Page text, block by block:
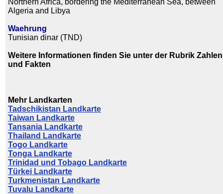
Northern Africa, bordering the Mediterranean Sea, between
Algeria and Libya
Waehrung
Tunisian dinar (TND)
Weitere Informationen finden Sie unter der Rubrik Zahlen
und Fakten
Mehr Landkarten
Tadschikistan Landkarte
Taiwan Landkarte
Tansania Landkarte
Thailand Landkarte
Togo Landkarte
Tonga Landkarte
Trinidad und Tobago Landkarte
Türkei Landkarte
Turkmenistan Landkarte
Tuvalu Landkarte